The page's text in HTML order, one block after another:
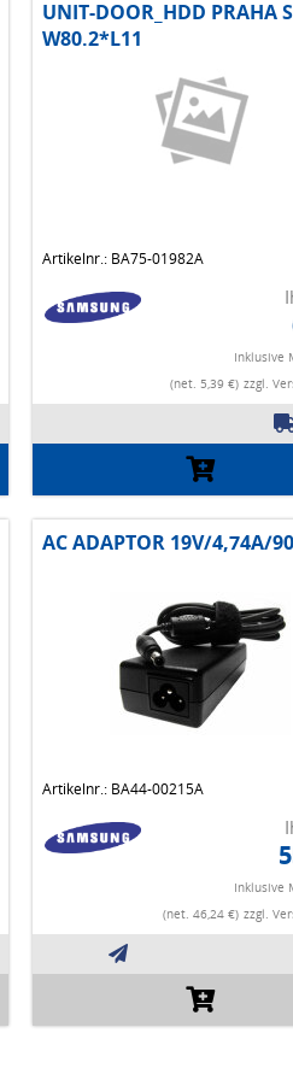
UNIT-DOOR_HDD PRAHA
W80.2*L11
Artikelnr.: BA75-01982A
Inklusive
(net. 5,39 €) zzgl.
AC ADAPTOR 19V/4,74A/
Artikelnr.: BA44-00215A
Inklusive
(net. 46,24 €) zzgl.